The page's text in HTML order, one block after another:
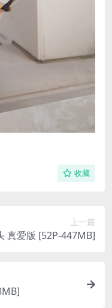
收藏
上一篇
真爱版 [52P-447MB]